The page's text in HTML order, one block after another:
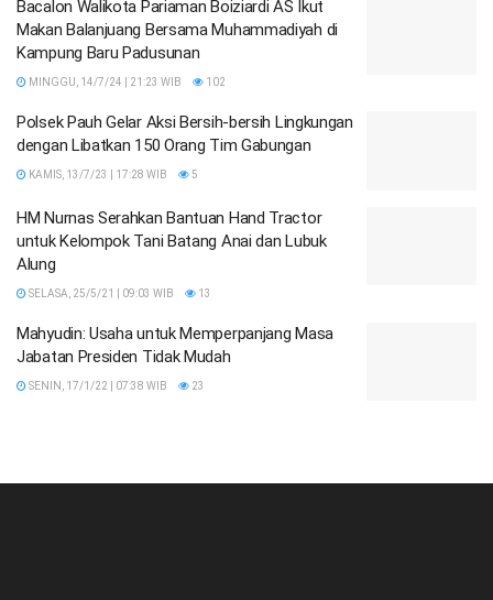
Bacalon Walikota Pariaman Boiziardi AS Ikut
Makan Balanjuang Bersama Muhammadiyah di
Kampung Baru Padusunan
MINGGU, 14/7/24 | 21:23 WIB 102
Polsek Pauh Gelar Aksi Bersih-bersih Lingkungan
dengan Libatkan 150 Orang Tim Gabungan
KAMIS, 13/7/23 | 17:28 WIB 5
HM Nurnas Serahkan Bantuan Hand Tractor
untuk Kelompok Tani Batang Anai dan Lubuk
Alung
SELASA, 25/5/21 | 09:03 WIB 13
Mahyudin: Usaha untuk Memperpanjang Masa
Jabatan Presiden Tidak Mudah
SENIN, 17/1/22 | 07:38 WIB 23